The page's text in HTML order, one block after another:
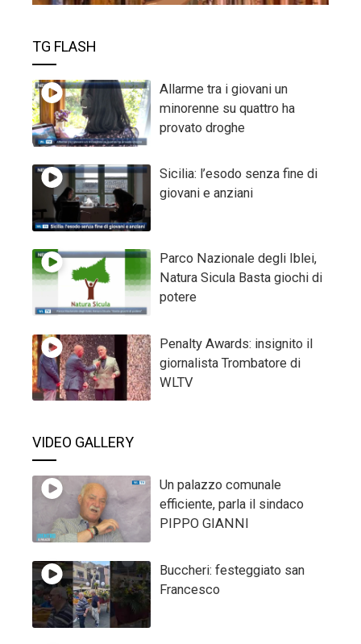
TG FLASH
Allarme tra i giovani un
minorenne su quattro ha
provato droghe
Sicilia: l’esodo senza fine di
giovani e anziani
Parco Nazionale degli Iblei,
Natura Sicula Basta giochi di
potere
Penalty Awards: insignito il
giornalista Trombatore di
WLTV
VIDEO GALLERY
Un palazzo comunale
efficiente, parla il sindaco
PIPPO GIANNI
Buccheri: festeggiato san
Francesco